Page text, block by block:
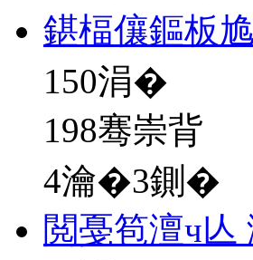
鍖楅儴鏂板
150涓�
198骞崇背
4瀹�3鍘�
閲戞笣澶ч亾